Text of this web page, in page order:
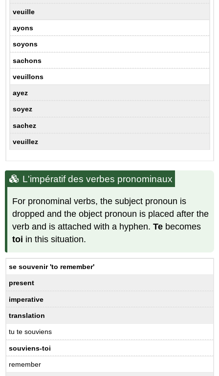
veuille
ayons
soyons
sachons
veuillons
ayez
soyez
sachez
veuillez
L'impératif des verbes pronominaux
For pronominal verbs, the subject pronoun is
dropped and the object pronoun is placed after the
verb and is attached with a hyphen.Te becomes
toi in this situation.
se souvenir 'to remember'
present
imperative
translation
tu te souviens
souviens-toi
remember